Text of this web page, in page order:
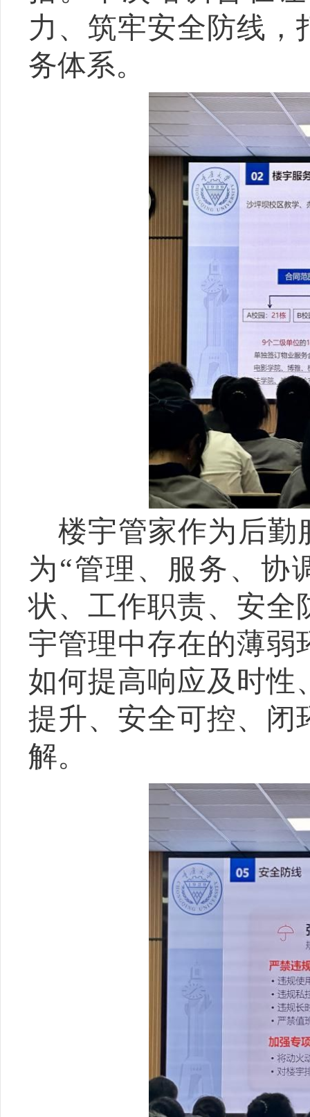
力、筑牢安全防线，
务体系。
楼宇管家作为 后勤
为“管理、服务、协
状、工作职责、安全
宇管理中存在的薄弱
如何提高响应及时性
提升、安全可控、闭
解。